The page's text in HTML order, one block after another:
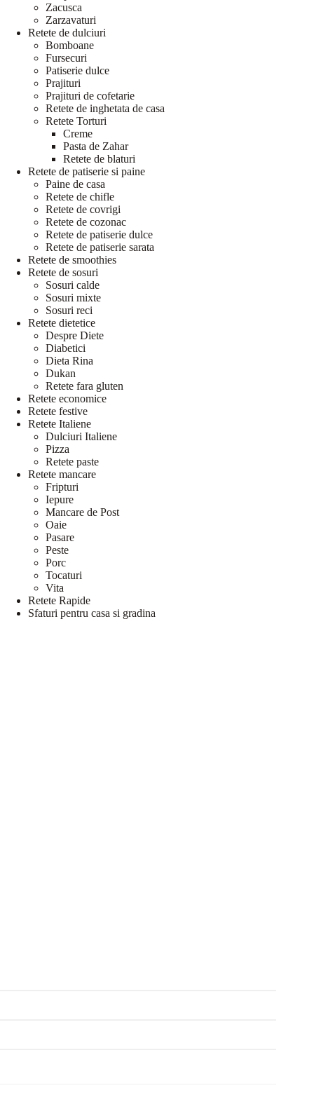
Zacusca
Zarzavaturi
Retete de dulciuri
Bomboane
Fursecuri
Patiserie dulce
Prajituri
Prajituri de cofetarie
Retete de inghetata de casa
Retete Torturi
Creme
Pasta de Zahar
Retete de blaturi
Retete de patiserie si paine
Paine de casa
Retete de chifle
Retete de covrigi
Retete de cozonac
Retete de patiserie dulce
Retete de patiserie sarata
Retete de smoothies
Retete de sosuri
Sosuri calde
Sosuri mixte
Sosuri reci
Retete dietetice
Despre Diete
Diabetici
Dieta Rina
Dukan
Retete fara gluten
Retete economice
Retete festive
Retete Italiene
Dulciuri Italiene
Pizza
Retete paste
Retete mancare
Fripturi
Iepure
Mancare de Post
Oaie
Pasare
Peste
Porc
Tocaturi
Vita
Retete Rapide
Sfaturi pentru casa si gradina